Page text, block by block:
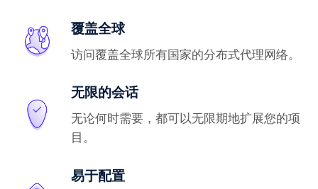
覆盖全球
访问覆盖全球所有国家的分布式代理网络。
无限的会话
无论何时需要，都可以无限期地扩展您的项
目。
易于配置